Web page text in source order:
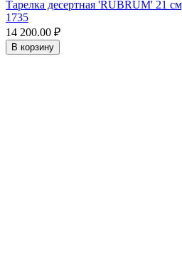
Тарелка десертная 'RUBRUM' 21
1735
14 200.00 ₽
В корзину